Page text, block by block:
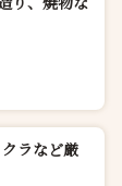
ラなど厳